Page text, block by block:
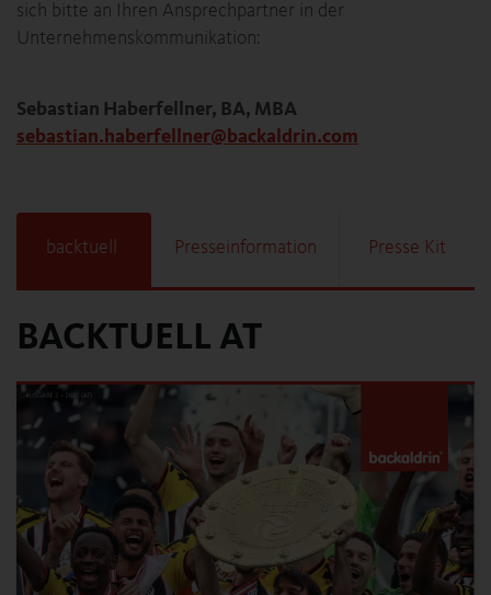
sich bitte an Ihren Ansprechpartner in der
Unternehmenskommunikation:
Sebastian Haberfellner, BA, MBA
sebastian.haberfellner@ backaldrin.com
backtuell Presseinformation Presse Kit
BACKTUELL AT